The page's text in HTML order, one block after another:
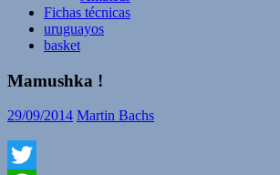
Fichas técnicas
uruguayos
basket
Mamushka !
29/09/2014 Martin Bachs